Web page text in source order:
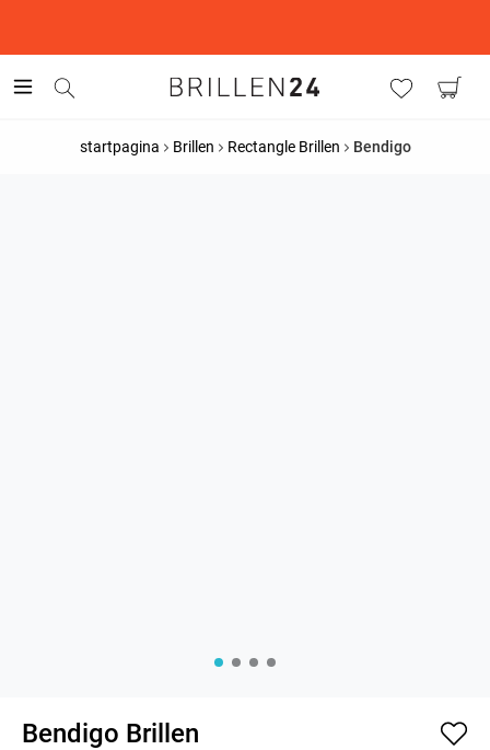
startpagina Brillen Rectangle Brillen Bendigo
Bendigo Brillen